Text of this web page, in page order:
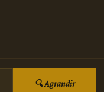
🔍 Agrandir